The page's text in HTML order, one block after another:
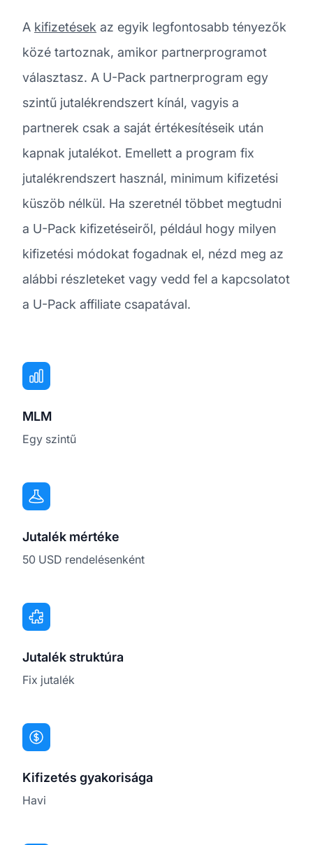
A kifizetések az egyik legfontosabb tényezők
közé tartoznak, amikor partnerprogramot
választasz. A U-Pack partnerprogram egy
szintű jutalékrendszert kínál, vagyis a
partnerek csak a saját értékesítéseik után
kapnak jutalékot. Emellett a program fix
jutalékrendszert használ, minimum kifizetési
küszöb nélkül. Ha szeretnél többet megtudni
a U-Pack kifizetéseiről, például hogy milyen
kifizetési módokat fogadnak el, nézd meg az
alábbi részleteket vagy vedd fel a kapcsolatot
a U-Pack affiliate csapatával.
MLM
Egy szintű
Jutalék mértéke
50 USD rendelésenként
Jutalék struktúra
Fix jutalék
Kifizetés gyakorisága
Havi